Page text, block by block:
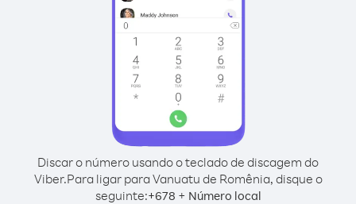
Discar o número usando o teclado de discagem do
Viber.Para ligar para Vanuatu de Romênia, disque o
seguinte:+678 + Número local